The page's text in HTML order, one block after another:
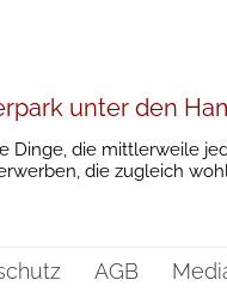
unter den
Dinge, die mittlerweile
die zugleich
AGB